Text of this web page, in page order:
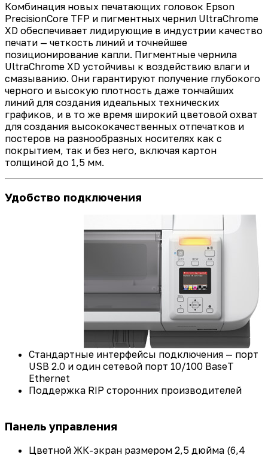
Комбинация новых печатающих головок Epson
PrecisionCore TFP и пигментных чернил UltraChrome
XD обеспечивает лидирующие в индустрии качество
печати — четкость линий и точнейшее
позиционирование капли. Пигментные чернила
UltraChrome XD устойчивы к воздействию влаги и
смазыванию. Они гарантируют получение глубокого
черного и высокую плотность даже тончайших
линий для создания идеальных технических
графиков, и в то же время широкий цветовой охват
для создания высококачественных отпечатков и
постеров на разнообразных носителях как с
покрытием, так и без него, включая картон
толщиной до 1,5 мм.
Удобство подключения
Стандартные интерфейсы подключения — порт
USB 2.0 и один сетевой порт 10/100 BaseT
Ethernet
Поддержка RIP сторонних производителей
Панель управления
Цветной ЖК-экран размером 2,5 дюйма (6,4